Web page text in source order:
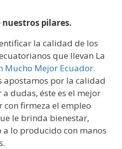
nuestros pilares.
la calidad de los
que llevan La
Mucho Mejor Ecuador.
apostamos por la calidad
dudas, éste es el mejor
firmeza el empleo
le brinda bienestar,
lo producido con manos